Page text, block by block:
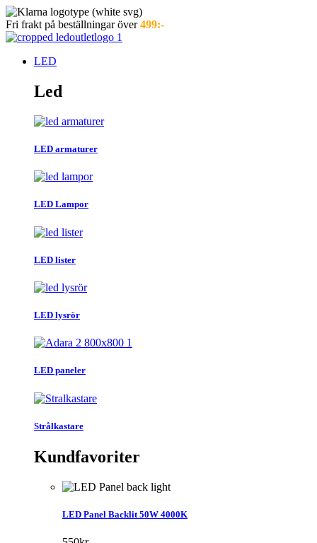
Hoppa
till
innehåll
Fri frakt på beställningar över499:-
LED
Led
LED armaturer
LED Lampor
LED lister
LED lysrör
LED paneler
Strålkastare
Kundfavoriter
LED Panel Backlit 50W 4000K